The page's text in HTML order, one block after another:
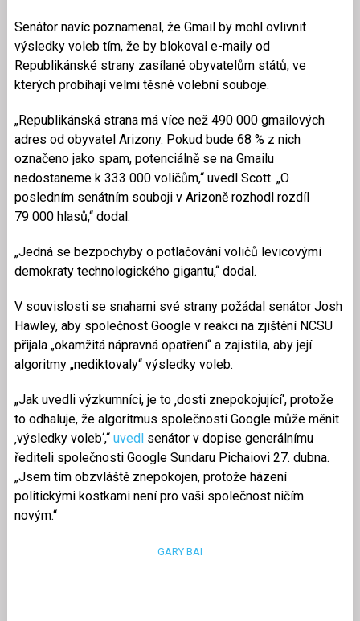
Senátor navíc poznamenal, že Gmail by mohl ovlivnit
výsledky voleb tím, že by blokoval e-maily od
Republikánské strany zasílané obyvatelům států, ve
kterých probíhají velmi těsné volební souboje.
„Republikánská strana má více než 490 000 gmailových
adres od obyvatel Arizony. Pokud bude 68 % z nich
označeno jako spam, potenciálně se na Gmailu
nedostaneme k 333 000 voličům,“ uvedl Scott. „O
posledním senátním souboji v Arizoně rozhodl rozdíl
79 000 hlasů,“ dodal.
„Jedná se bezpochyby o potlačování voličů levicovými
demokraty technologického gigantu,“ dodal.
V souvislosti se snahami své strany požádal senátor Josh
Hawley, aby společnost Google v reakci na zjištění NCSU
přijala „okamžitá nápravná opatření“ a zajistila, aby její
algoritmy „nediktovaly“ výsledky voleb.
„Jak uvedli výzkumníci, je to ‚dosti znepokojující‘, protože
to odhaluje, že algoritmus společnosti Google může měnit
‚výsledky voleb‘,“ uvedlsenátor v dopise generálnímu
řediteli společnosti Google Sundaru Pichaiovi 27. dubna.
„Jsem tím obzvláště znepokojen, protože házení
politickými kostkami není pro vaši společnost ničím
novým.“
GARY BAI